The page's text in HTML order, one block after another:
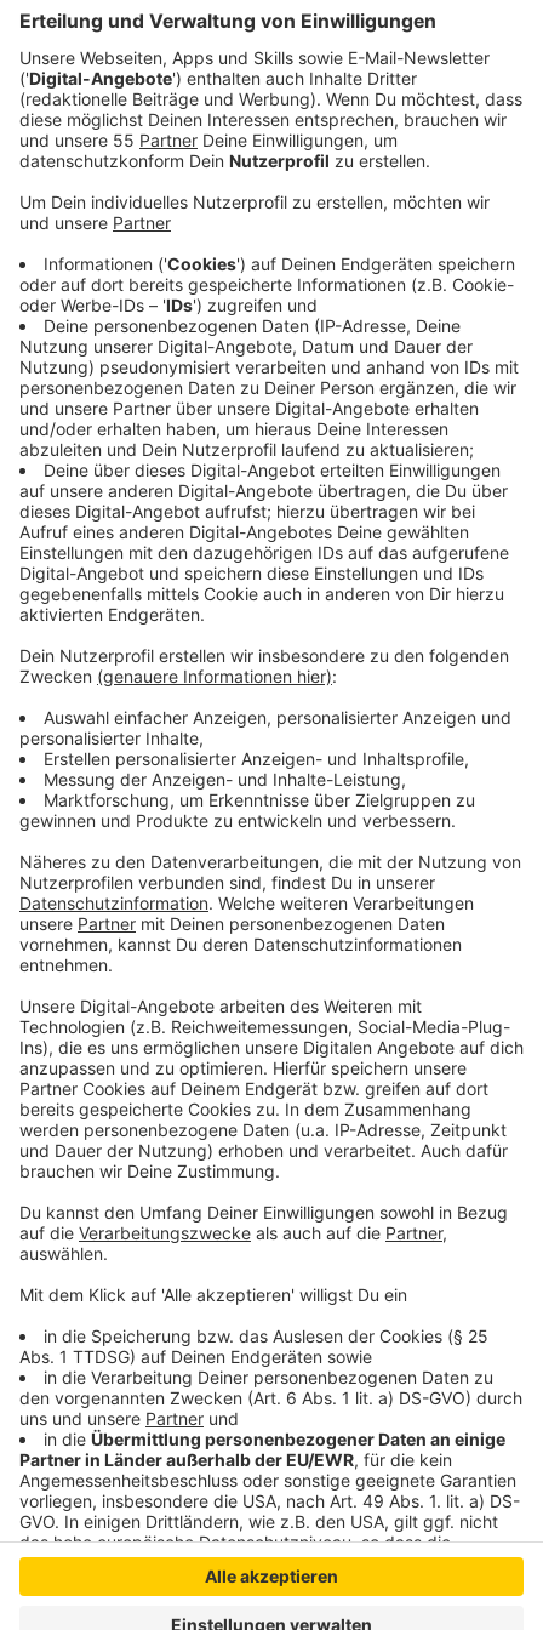
Anzeige
Produktionshelfer(m/w/d)für den Textildruck.
Vorkenntnisse im Textildruck oder im Siebdruck wären
wünschenswert aber nicht zwingend erforderlich. Gute
Deutschkenntnisse sind eine Grundvoraussetzung.
Sofern Sie handwerkliches Geschick, Ausdauer und
Interesse am Beruf mitbringen können wir Sie gerne
anlernen-auch eine Einzelumschulung zum
Medientechnologen Siebdruck wäre nach einer
Einarbeitungszeit denkbar. Ansprechpartnerin im
Arbeitgeber-Service der Agentur für Arbeit: Frau
Hesseling, Tel:: 02821/714148.
Ein Gartenbauunternehmen in Uedem sucht zur
Verstärkung des Teams zum nächstmöglichen
Zeitpunkt Mitarbeiter(m/w/d) im Zierpflanzenbau. Die
Arbeitszeit kann individuell abgesprochen werden.
(VZ/TZ und Minijob). Der Arbeitgeber erwartet:
Zuverlässige Arbeitsweise, körperliche Fitness und
Teamfähigkeit. Ansprechpartnerin im Arbeitgeber-
Service der Agentur für Arbeit: Frau Braß, Tel.:
Ein Garten-und Landschaftsbauunternehmen aus
Kranenburg sucht für SOFORT einen Garten-und
Landschaftsgärtner(m/w/d)in Vollzeit. Wichtig ist die
abgeschlossenen Berufsausbildung im Gartenbau oder
Berufserfahrung. Zwingend erforderlich ist der
Führerschein Klasse B, wünschenswert BE.
Ansprechpartnerin im Arbeitgeber-Service der
Agentur für Arbeit: Frau Braß, Tel.: 02821/714129
Für eine Bäckerei in Kleve wird ein Fachverkäufer
Lebensmittelhandel(m/w/d) für sofort gesucht. Wir
bieten ihnen einen Arbeitsplatz
alternativ Vollzeit/Teilzeit oder Mini-Job.
Quereinsteiger(m/w/d) sind auch willkommen.
Ansprechpartnerin im Arbeitgeber-Service der Agentur
für Arbeit: Frau Braß, Tel.: 02821/714129
Anzeige
Anzeige